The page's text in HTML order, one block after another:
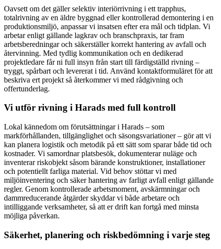
Oavsett om det gäller selektiv interiörrivning i ett trapphus,
totalrivning av en äldre byggnad eller kontrollerad demontering i en
produktionsmiljö, anpassar vi insatsen efter era mål och tidplan. Vi
arbetar enligt gällande lagkrav och branschpraxis, tar fram
arbetsberedningar och säkerställer korrekt hantering av avfall och
återvinning. Med tydlig kommunikation och en dedikerad
projektledare får ni full insyn från start till färdigställd rivning –
tryggt, spårbart och levererat i tid. Använd kontaktformuläret för att
beskriva ert projekt så återkommer vi med rådgivning och
offertunderlag.
Vi utför rivning i Harads med full kontroll
Lokal kännedom om förutsättningar i Harads – som
markförhållanden, tillgänglighet och säsongsvariationer – gör att vi
kan planera logistik och metodik på ett sätt som sparar både tid och
kostnader. Vi samordnar platsbesök, dokumenterar nuläge och
inventerar riskobjekt såsom bärande konstruktioner, installationer
och potentiellt farliga material. Vid behov stöttar vi med
miljöinventering och säker hantering av farligt avfall enligt gällande
regler. Genom kontrollerade arbetsmoment, avskärmningar och
dammreducerande åtgärder skyddar vi både arbetare och
intilliggande verksamheter, så att er drift kan fortgå med minsta
möjliga påverkan.
Säkerhet, planering och riskbedömning i varje steg